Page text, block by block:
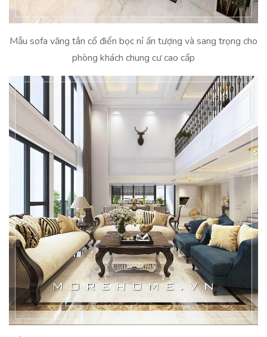
Mẫu sofa văng tân cổ điển bọc nỉ ấn tượng và sang trọng cho
phòng khách chung cư cao cấp